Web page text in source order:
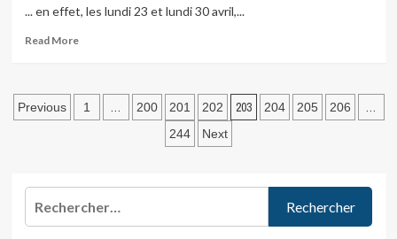
... en effet, les lundi 23 et lundi 30 avril,...
Read MoreRead
Les
2
Pagination
Previous 1 … 200 201 202 203 204 205 206 …
244 Next